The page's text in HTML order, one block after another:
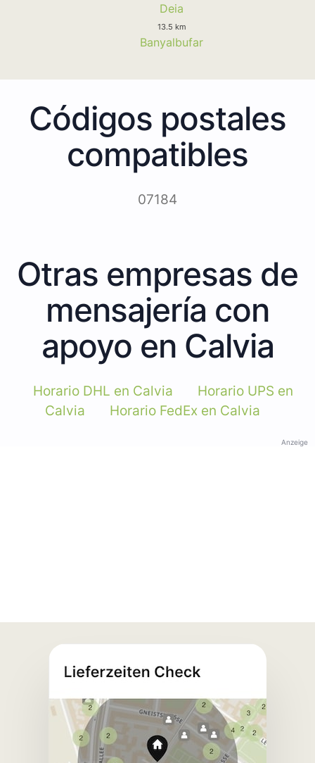
Deia
13.5 km
Banyalbufar
Códigos postales
compatibles
07184
Otras empresas de
mensajería con
apoyo en Calvia
Horario DHL en Calvia
Horario UPS en
Calvia
Horario FedEx en Calvia
Anzeige